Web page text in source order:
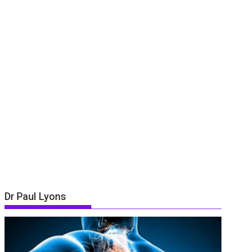
Dr Paul Lyons